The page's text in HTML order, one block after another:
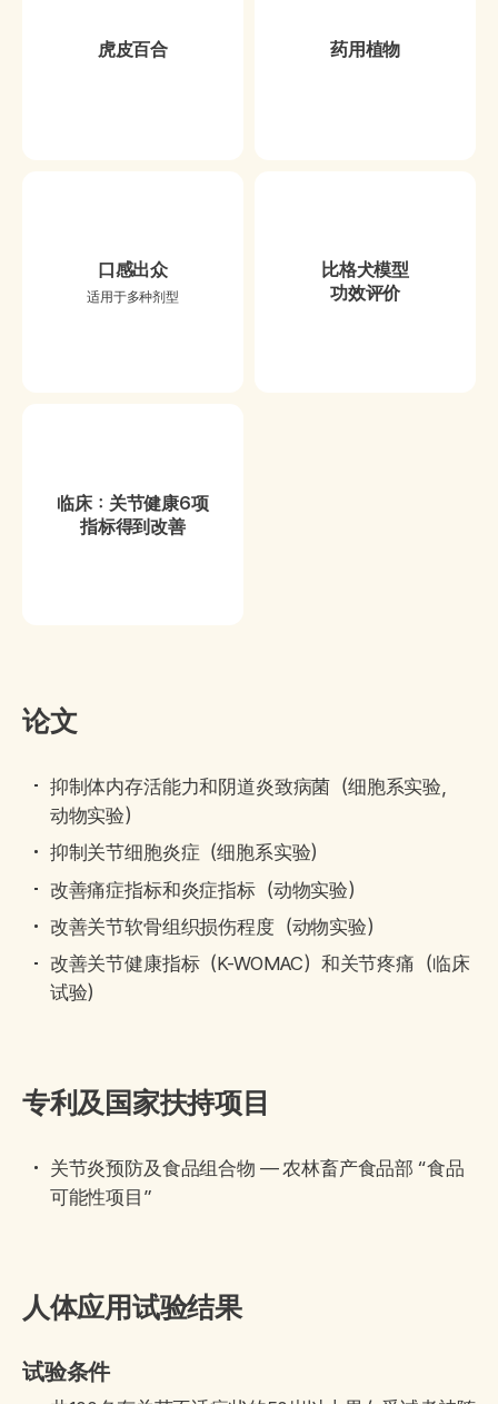
虎皮百合 药用植物
口感出众
适用于多种剂型
比格犬模型
功效评价
临床：关节健康6项
指标得到改善
论文
抑制体内存活能力和阴道炎致病菌（细胞系实验，
动物实验）
抑制关节细胞炎症（细胞系实验）
改善痛症指标和炎症指标（动物实验）
改善关节软骨组织损伤程度（动物实验）
改善关节健康指标（K-WOMAC）和关节疼痛（临床
试验）
专利及国家扶持项目
关节炎预防及食品组合物 — 农林畜产食品部 “食品
可能性项目”
人体应用试验结果
试验条件